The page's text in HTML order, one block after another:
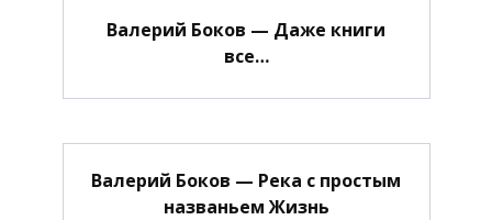
Валерий Боков — Даже книги
все…
Валерий Боков — Река с простым
названьем Жизнь